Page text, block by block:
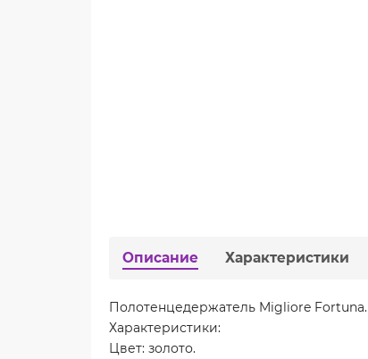
Описание Характеристики
Полотенцедержатель Migliore Fortuna.
Характеристики:
Цвет: золото.